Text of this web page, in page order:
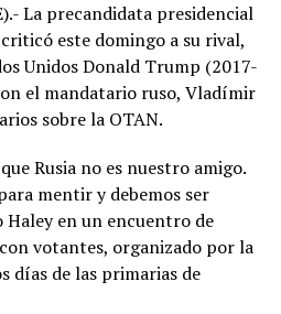
La precandidata presidencial
este domingo a su rival,
Unidos Donald Trump (2017-
el mandatario ruso, Vladímir
sobre la OTAN.
Rusia no es nuestro amigo.
mentir y debemos ser
Haley en un encuentro de
votantes, organizado por la
días de las primarias de